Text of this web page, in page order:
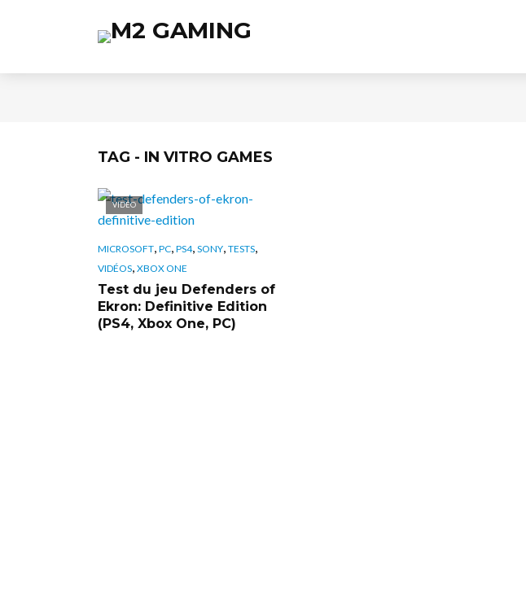
TAG - IN VITRO GAMES
VIDÉO
MICROSOFT, PC, PS4, SONY, TESTS,
VIDÉOS, XBOX ONE
Test du jeu Defenders of
Ekron: Definitive Edition
(PS4, Xbox One, PC)